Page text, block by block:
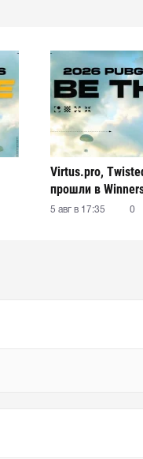
Virtus.pro,
прошли в
3 - Series 1
5 авг в 17:35 0